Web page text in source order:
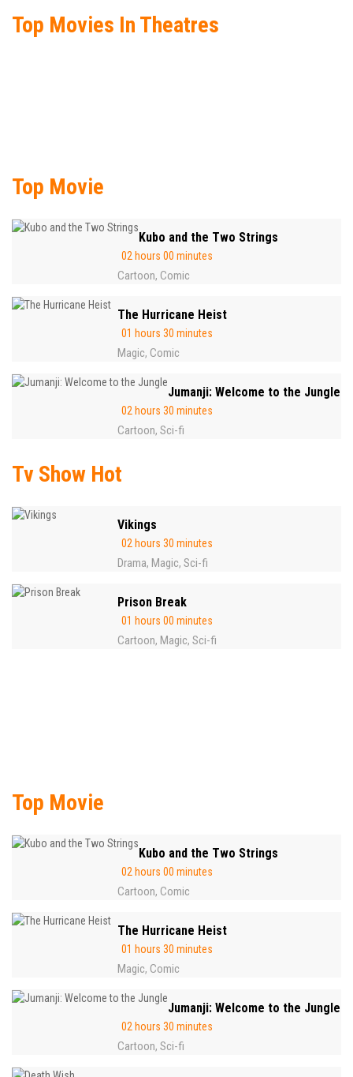
Top Movies In Theatres
Top Movie
Kubo and the Two Strings
02 hours 00 minutes
Cartoon, Comic
The Hurricane Heist
01 hours 30 minutes
Magic, Comic
Jumanji: Welcome to the Jungle
02 hours 30 minutes
Cartoon, Sci-fi
Tv Show Hot
Vikings
02 hours 30 minutes
Drama, Magic, Sci-fi
Prison Break
01 hours 00 minutes
Cartoon, Magic, Sci-fi
Top Movie
Kubo and the Two Strings
02 hours 00 minutes
Cartoon, Comic
The Hurricane Heist
01 hours 30 minutes
Magic, Comic
Jumanji: Welcome to the Jungle
02 hours 30 minutes
Cartoon, Sci-fi